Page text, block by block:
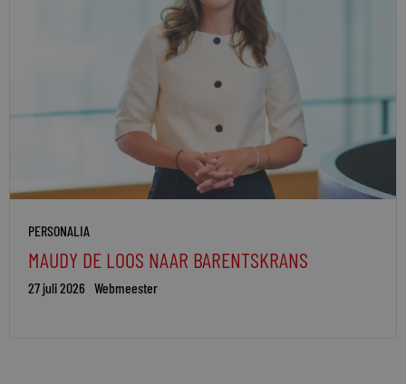
PERSONALIA
MAUDY DE LOOS NAAR BARENTSKRANS
27 juli 2026 Webmeester